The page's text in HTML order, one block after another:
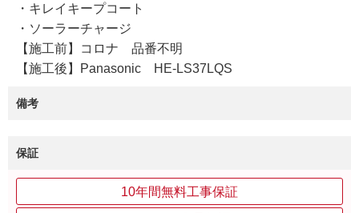
・キレイキープコート
・ソーラーチャージ
【施工前】コロナ 品番不明
【施工後】Panasonic HE-LS37LQS
備考
保証
10年間無料工事保証